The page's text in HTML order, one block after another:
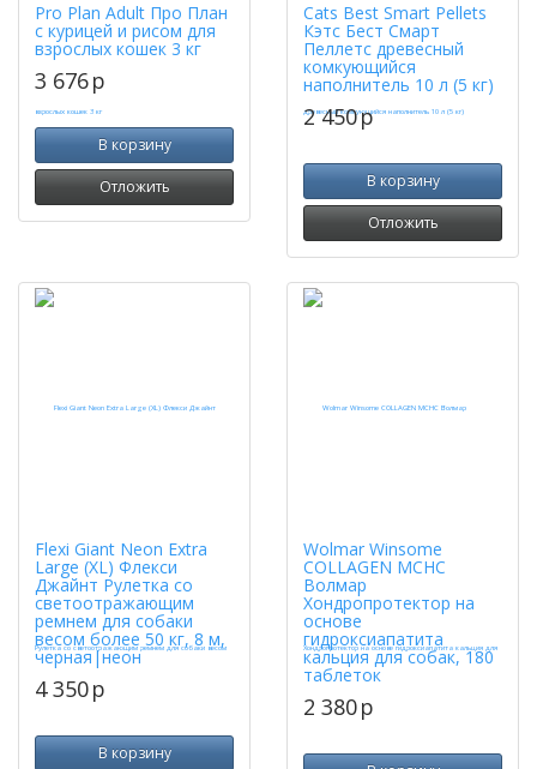
Pro Plan Adult Про План
с курицей и рисом для
взрослых кошек 3 кг
3 676p
В корзину
Отложить
Cats Best Smart Pellets
Кэтс Бест Смарт
Пеллетс древесный
комкующийся
наполнитель 10 л (5 кг)
2 450p
В корзину
Отложить
Flexi Giant Neon Extra
Large (XL) Флекси
Джайнт Рулетка со
светоотражающим
ремнем для собаки
весом более 50 кг, 8 м,
черная|неон
4 350p
В корзину
Wolmar Winsome
COLLAGEN MCHC
Волмар
Хондропротектор на
основе
гидроксиапатита
кальция для собак, 180
таблеток
2 380p